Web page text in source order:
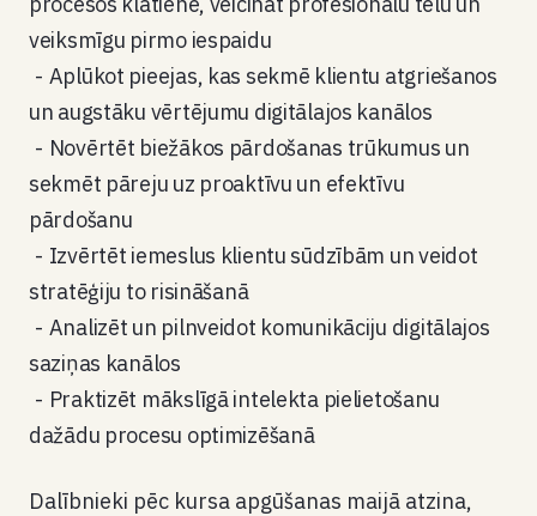
veiksmīgu pirmo iespaidu
Aplūkot pieejas, kas sekmē klientu atgriešanos
un augstāku vērtējumu digitālajos kanālos
Novērtēt biežākos pārdošanas trūkumus un
sekmēt pāreju uz proaktīvu un efektīvu
pārdošanu
Izvērtēt iemeslus klientu sūdzībām un veidot
stratēģiju to risināšanā
Analizēt un pilnveidot komunikāciju digitālajos
saziņas kanālos
Praktizēt mākslīgā intelekta pielietošanu
dažādu procesu optimizēšanā
Dalībnieki pēc kursa apgūšanas maijā atzina,